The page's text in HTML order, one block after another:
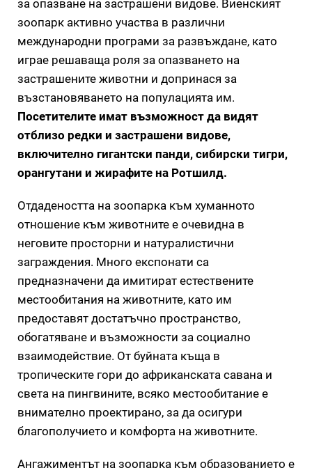
за опазване на застрашени видове. Виенският
зоопарк активно участва в различни
международни програми за развъждане, като
играе решаваща роля за опазването на
застрашените животни и допринася за
възстановяването на популацията им.
Посетителите имат възможност да видят
отблизо редки и застрашени видове,
включително гигантски панди, сибирски тигри,
орангутани и жирафите на Ротшилд.
Отдадеността на зоопарка към хуманното
отношение към животните е очевидна в
неговите просторни и натуралистични
заграждения. Много експонати са
предназначени да имитират естествените
местообитания на животните, като им
предоставят достатъчно пространство,
обогатяване и възможности за социално
взаимодействие. От буйната къща в
тропическите гори до африканската савана и
света на пингвините, всяко местообитание е
внимателно проектирано, за да осигури
благополучието и комфорта на животните.
Ангажиментът на зоопарка към образованието е